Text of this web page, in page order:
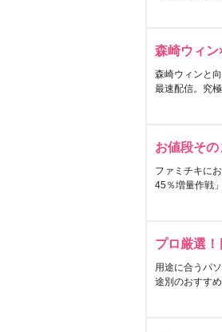
森崎ウィン
森崎ウィンと
最速配信。究
お値段そ
ファミチキに
45％増量作戦
プロ厳選
用途に合うパ
途別のおすす